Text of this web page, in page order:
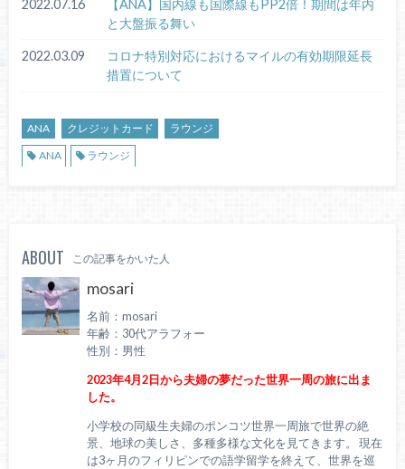
2022.07.16
【ANA】国内線も国際線もPP2倍！期間は年内
と大盤振る舞い
2022.03.09
コロナ特別対応におけるマイルの有効期限延長
措置について
ANA クレジットカード
ラウンジ
ANA
ラウンジ
ABOUT この記事をかいた人
mosari
名前：mosari
年齢：30代アラフォー
性別：男性
2023年4月2日から夫婦の夢だった世界一周の旅に出ま
した。
小学校の同級生夫婦のポンコツ世界一周旅で世界の絶
景、地球の美しさ、多種多様な文化を見てきます。 現在
は3ヶ月のフィリピンでの語学留学を終えて、世界を巡